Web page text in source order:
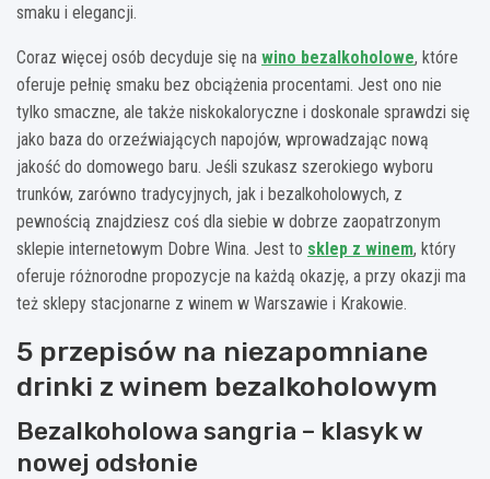
smaku i elegancji.
Coraz więcej osób decyduje się na wino bezalkoholowe, które
oferuje pełnię smaku bez obciążenia procentami. Jest ono nie
tylko smaczne, ale także niskokaloryczne i doskonale sprawdzi się
jako baza do orzeźwiających napojów, wprowadzając nową
jakość do domowego baru. Jeśli szukasz szerokiego wyboru
trunków, zarówno tradycyjnych, jak i bezalkoholowych, z
pewnością znajdziesz coś dla siebie w dobrze zaopatrzonym
sklepie internetowym Dobre Wina. Jest to sklep z winem, który
oferuje różnorodne propozycje na każdą okazję, a przy okazji ma
też sklepy stacjonarne z winem w Warszawie i Krakowie.
5 przepisów na niezapomniane
drinki z winem bezalkoholowym
Bezalkoholowa sangria – klasyk w
nowej odsłonie